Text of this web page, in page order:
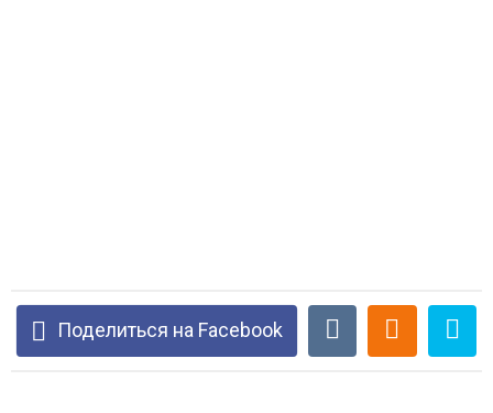
Поделиться на Facebook